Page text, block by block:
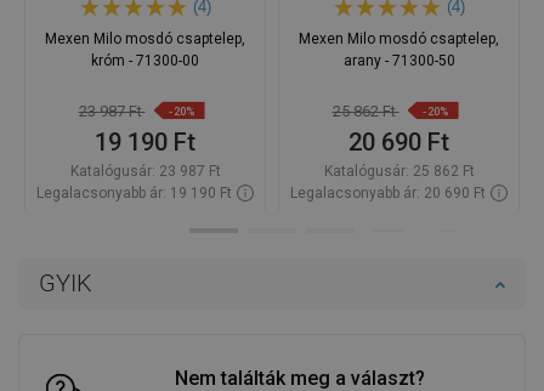
GYIK
Nem találták meg a választ?
(4)
Mexen Milo mosdó csaptelep,
króm - 71300-00
23 987 Ft -20%
19 190 Ft
Katalógusár: 23 987 Ft
Legalacsonyabb ár: 19 190 Ft
(4)
Mexen Milo mosdó csaptelep,
arany - 71300-50
25 862 Ft -20%
20 690 Ft
Katalógusár: 25 862 Ft
Legalacsonyabb ár: 20 690 Ft